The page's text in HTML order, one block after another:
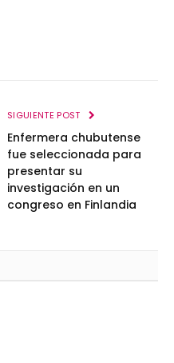
SIGUIENTE POST
Enfermera chubutense
fue seleccionada para
presentar su
investigación en un
congreso en Finlandia